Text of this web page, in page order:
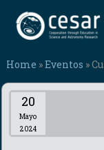
Home »Eventos »
20
Mayo
2024